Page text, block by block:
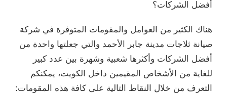
أفضل الشركات؟
هناك الكثير من العوامل والمقومات المتوفرة في شركة
صيانة ثلاجات مدينة جابر الأحمد والتي جعلتها واحدة من
أفضل الشركات وأكثرها شعبية وشهرة بين عدد كبير
للغاية من الأشخاص المقيمين داخل الكويت، يمكنكم
التعرف من خلال النقاط التالية على كافة هذه المقومات: